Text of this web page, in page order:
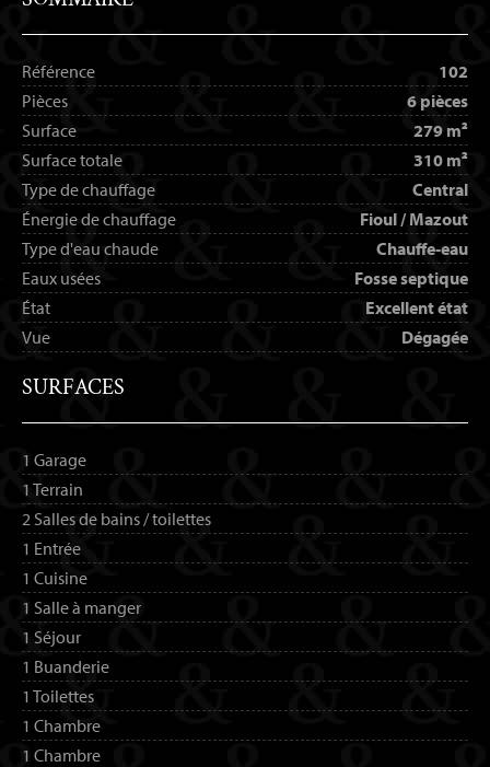
Référence
102
Pièces
6 pièces
Surface
279 m²
Surface totale
310 m²
Type de chauffage
Central
Énergie de chauffage
Fioul / Mazout
Type d'eau chaude
Chauffe-eau
Eaux usées
Fosse septique
État
Excellent état
Vue
Dégagée
SURFACES
1 Garage
1 Terrain
2 Salles de bains / toilettes
1 Entrée
1 Cuisine
1 Salle à manger
1 Séjour
1 Buanderie
1 Toilettes
1 Chambre
1 Chambre